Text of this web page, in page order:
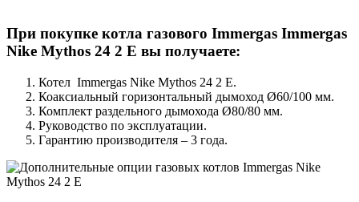
При покупке котла газового Immergas Immergas
Nike Mythos 24 2 Е вы получаете:
Котел Immergas Nike Mythos 24 2 Е.
Коаксиальный горизонтальный дымоход Ø60/100 мм.
Комплект раздельного дымохода Ø80/80 мм.
Руководство по эксплуатации.
Гарантию производителя – 3 года.